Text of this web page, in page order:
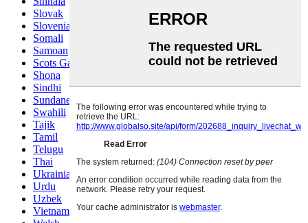
Slovak
Slovenian
Somali
Samoan
Scots Gaelic
Shona
Sindhi
Sundanese
Swahili
Tajik
Tamil
Telugu
Thai
Ukrainian
Urdu
Uzbek
Vietnamese